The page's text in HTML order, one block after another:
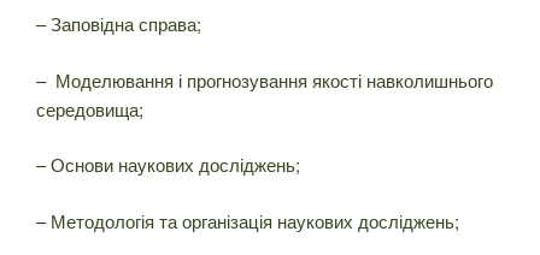
– Заповідна справа;
– Моделювання і прогнозування якості навколишнього
середовища;
– Основи наукових досліджень;
– Методологія та організація наукових досліджень;